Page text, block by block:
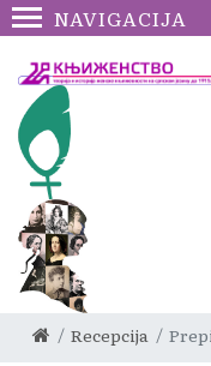
NAVIGACIJA
Recepcija